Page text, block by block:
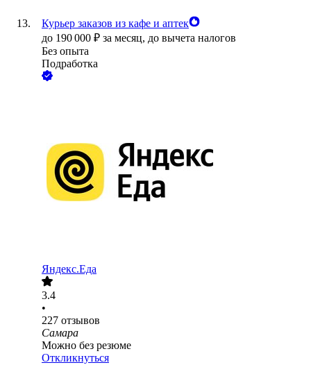
Курьер заказов из кафе и аптек
до 190 000 ₽ за месяц, до вычета налогов
Без опыта
Подработка
Яндекс.Еда
3.4
•
227 отзывов
Самара
Можно без резюме
Откликнуться